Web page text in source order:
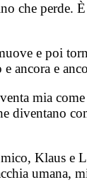
che perde.
e poi
ancora e
mia
diventano
Klaus e
umana,